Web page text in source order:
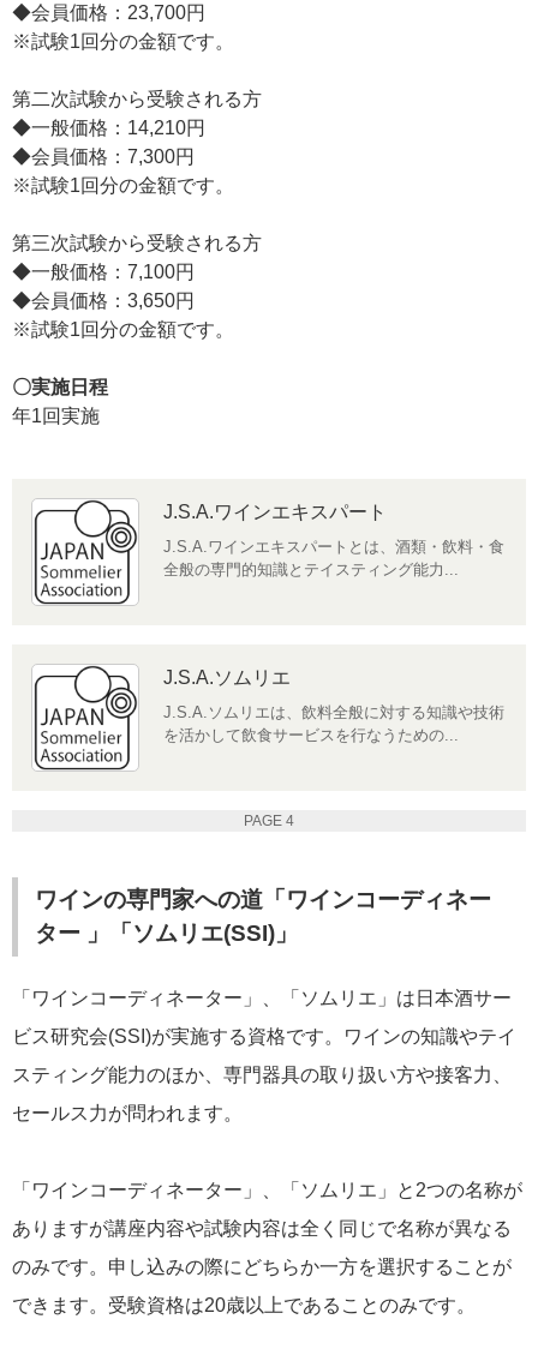
◆会員価格：23,700円
※試験1回分の金額です。
第二次試験から受験される方
◆一般価格：14,210円
◆会員価格：7,300円
※試験1回分の金額です。
第三次試験から受験される方
◆一般価格：7,100円
◆会員価格：3,650円
※試験1回分の金額です。
〇実施日程
年1回実施
J.S.A.ワインエキスパート
J.S.A.ワインエキスパートとは、酒類・飲料・食
全般の専門的知識とテイスティング能力...
J.S.A.ソムリエ
J.S.A.ソムリエは、飲料全般に対する知識や技術
を活かして飲食サービスを行なうための...
PAGE 4
ワインの専門家への道「ワインコーディネー
ター 」「ソムリエ(SSI)」
「ワインコーディネーター」、「ソムリエ」は日本酒サー
ビス研究会(SSI)が実施する資格です。ワインの知識やテイ
スティング能力のほか、専門器具の取り扱い方や接客力、
セールス力が問われます。
「ワインコーディネーター」、「ソムリエ」と2つの名称が
ありますが講座内容や試験内容は全く同じで名称が異なる
のみです。申し込みの際にどちらか一方を選択することが
できます。受験資格は20歳以上であることのみです。